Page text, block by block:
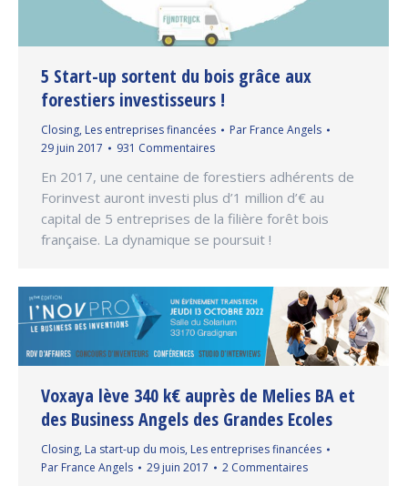
5 Start-up sortent du bois grâce aux
forestiers investisseurs !
Closing, Les entreprises financées Par France Angels
29 juin 2017
931 Commentaires
En 2017, une centaine de forestiers adhérents de
Forinvest auront investi plus d’1 million d’€ au
capital de 5 entreprises de la filière forêt bois
française. La dynamique se poursuit !
Voxaya lève 340 k€ auprès de Melies BA et
des Business Angels des Grandes Ecoles
Closing, La start-up du mois, Les entreprises financées
Par France Angels 29 juin 2017 2 Commentaires